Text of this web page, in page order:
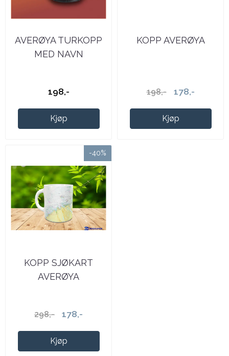
AVERØYA TURKOPP
MED NAVN
198,-
Kjøp
KOPP AVERØYA
198,- 178,-
Kjøp
-40%
KOPP SJØKART
AVERØYA
298,- 178,-
Kjøp